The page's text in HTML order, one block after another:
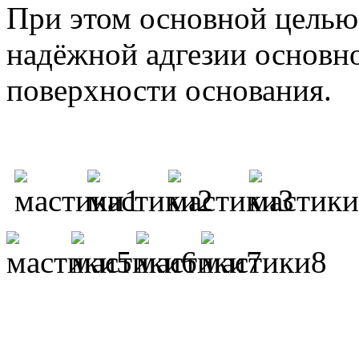
При этом основной целью
надёжной адгезии
поверхности основания.